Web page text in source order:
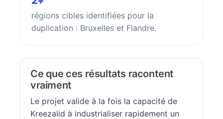
régions cibles identifiées pour la
duplication : Bruxelles et Flandre.
Ce que ces résultats racontent
vraiment
Le projet valide à la fois la capacité de
Kreezalid à industrialiser rapidement un